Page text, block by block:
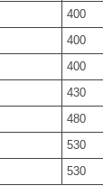
400
400
400
430
480
530
530